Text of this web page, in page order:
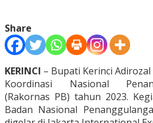
Share
KERINCI – Bupati Kerinci
Koordinasi Nasional
(Rakornas PB) tahun 2023.
Badan Nasional